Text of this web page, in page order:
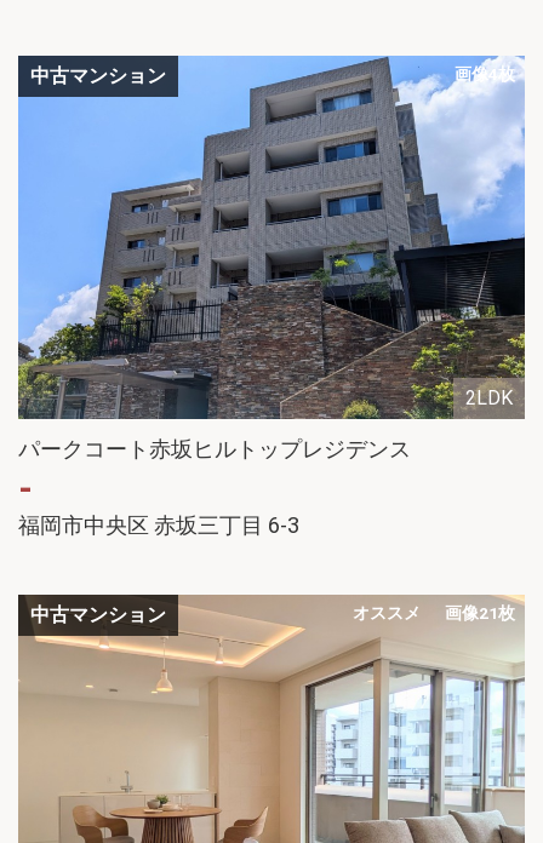
中古マンション
2LDK
画像4枚
パークコート赤坂ヒルトップレジデンス
-
福岡市中央区 赤坂三丁目 6-3
中古マンション オススメ 画像21枚